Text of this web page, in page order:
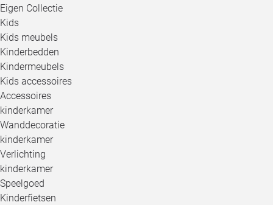
Eigen Collectie
Kids
Kids meubels
Kinderbedden
Kindermeubels
Kids accessoires
Accessoires
kinderkamer
Wanddecoratie
kinderkamer
Verlichting
kinderkamer
Speelgoed
Kinderfietsen